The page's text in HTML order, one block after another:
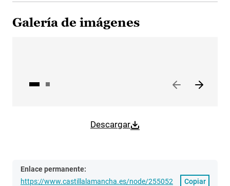
Galería de imágenes
Descargar
Enlace permanente:
https://www.castillalamancha.es/node/255052
Copiar